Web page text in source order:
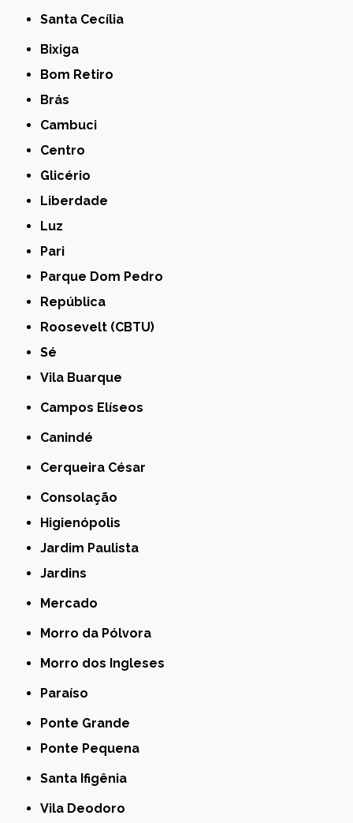
Santa Cecília
Bixiga
Bom Retiro
Brás
Cambuci
Centro
Glicério
Liberdade
Luz
Pari
Parque Dom Pedro
República
Roosevelt (CBTU)
Sé
Vila Buarque
Campos Elíseos
Canindé
Cerqueira César
Consolação
Higienópolis
Jardim Paulista
Jardins
Mercado
Morro da Pólvora
Morro dos Ingleses
Paraíso
Ponte Grande
Ponte Pequena
Santa Ifigênia
Vila Deodoro